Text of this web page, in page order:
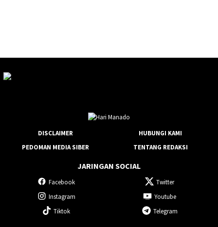
DISCLAIMER
HUBUNGI KAMI
PEDOMAN MEDIA SIBER
TENTANG REDAKSI
JARINGAN SOCIAL
Facebook
Twitter
Instagram
Youtube
Tiktok
Telegram